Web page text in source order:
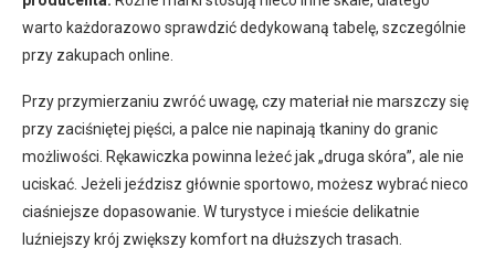
warto każdorazowo sprawdzić dedykowaną tabelę, szczególnie
przy zakupach online.
Przy przymierzaniu zwróć uwagę, czy materiał nie marszczy się
przy zaciśniętej pięści, a palce nie napinają tkaniny do granic
możliwości. Rękawiczka powinna leżeć jak „druga skóra”, ale nie
uciskać. Jeżeli jeździsz głównie sportowo, możesz wybrać nieco
ciaśniejsze dopasowanie. W turystyce i mieście delikatnie
luźniejszy krój zwiększy komfort na dłuższych trasach.